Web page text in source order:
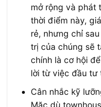
mở rộng và phát
thời điểm này,
rẻ, nhưng chỉ
trị của chúng sẽ
chính là cơ hội
lời từ việc đầu tư
Cân nhắc kỹ
Mặc dù